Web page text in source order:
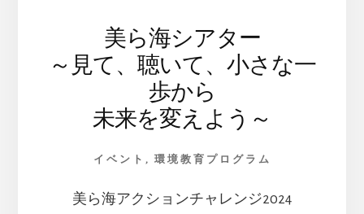
美ら海シアター
～見て、聴いて、小さな一
歩から
未来を変えよう～
イベント , 環境教育プログラム
美ら海アクションチャレンジ2024